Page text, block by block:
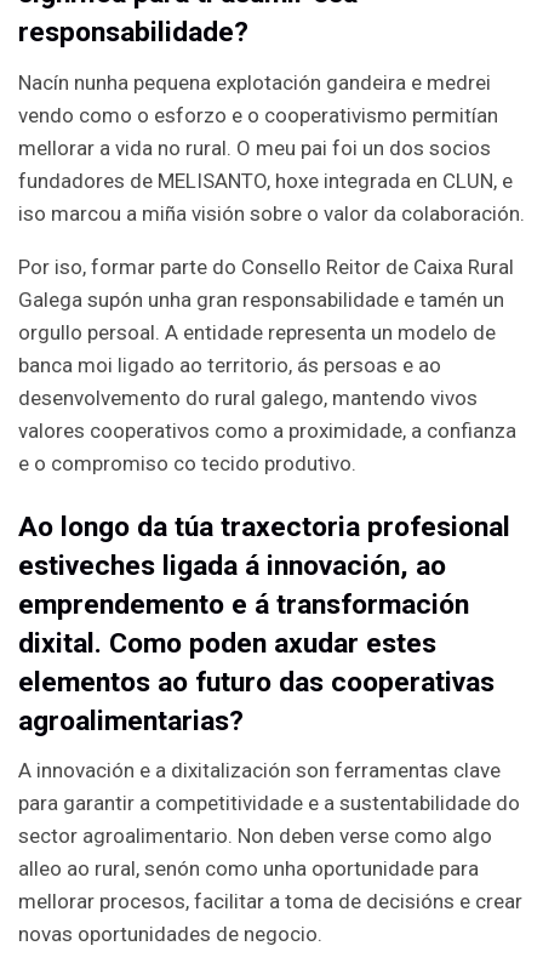
responsabilidade?
Nacín nunha pequena explotación gandeira e medrei
vendo como o esforzo e o cooperativismo permitían
mellorar a vida no rural. O meu pai foi un dos socios
fundadores de MELISANTO, hoxe integrada en CLUN, e
iso marcou a miña visión sobre o valor da colaboración.
Por iso, formar parte do Consello Reitor de Caixa Rural
Galega supón unha gran responsabilidade e tamén un
orgullo persoal. A entidade representa un modelo de
banca moi ligado ao territorio, ás persoas e ao
desenvolvemento do rural galego, mantendo vivos
valores cooperativos como a proximidade, a confianza
e o compromiso co tecido produtivo.
Ao longo da túa traxectoria profesional
estiveches ligada á innovación, ao
emprendemento e á transformación
dixital. Como poden axudar estes
elementos ao futuro das cooperativas
agroalimentarias?
A innovación e a dixitalización son ferramentas clave
para garantir a competitividade e a sustentabilidade do
sector agroalimentario. Non deben verse como algo
alleo ao rural, senón como unha oportunidade para
mellorar procesos, facilitar a toma de decisións e crear
novas oportunidades de negocio.